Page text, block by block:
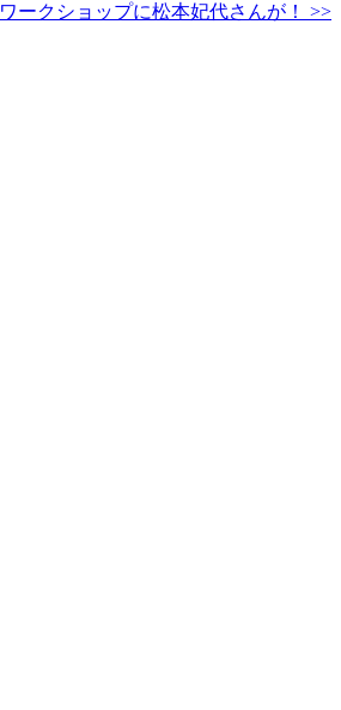
ワークショップに松本妃代さんが！ >>